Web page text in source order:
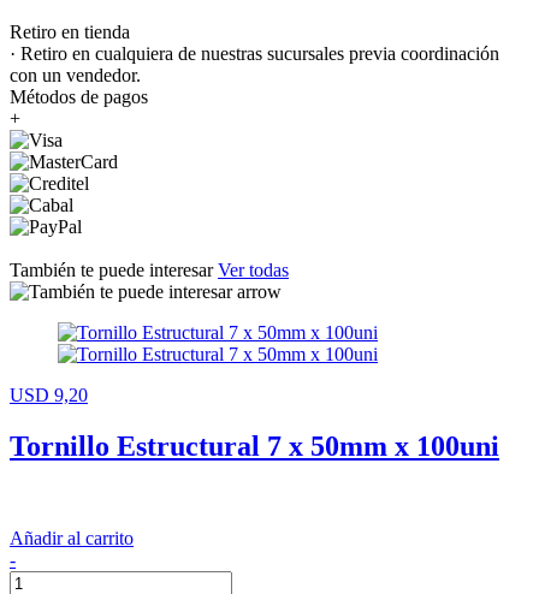
Retiro en tienda
· Retiro en cualquiera de nuestras sucursales previa coordinación
con un vendedor.
Métodos de pagos
+
También te puede interesarVer todas
USD 9,20
Tornillo Estructural 7 x 50mm x 100uni
Añadir al carrito
-